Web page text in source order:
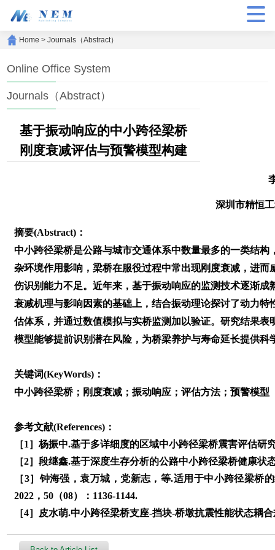
Home >Journals（Abstract）
Online Office System
Journals（Abstract）
基于振动响应的中小跨径梁桥
刚度衰减评估与预警模型构建
深圳市精恒
摘要(Abstract)：
中小跨径梁桥是公路与城市交通体系中数量最多的一类结
杂环境作用影响，梁桥在服役过程中常出现刚度衰减，进
伤识别能力不足。近年来，基于振动响应的监测技术逐渐
衰减机理与影响因素的基础上，结合振动理论探讨了动力
估体系，并通过数值模拟与实桥监测加以验证。研究结果
模型能够提前识别潜在风险，为桥梁养护与寿命延长提供科
关键词(KeyWords)：
中小跨径梁桥；刚度衰减；振动响应；评估方法；预警模型
参考文献(References)：
［1］杨振中.基于多详细度的区域中小跨径梁桥震害评估研
［2］段继鑫.基于深度生存分析的公路中小跨径梁桥健康状
［3］钟海强，袁万城，党新志，等.适用于中小跨径梁
2022，50（08）：1136-1144.
［4］皮水萌.中小跨径梁桥支座-挡块-桥墩抗震性能状态耦